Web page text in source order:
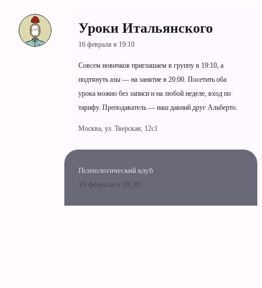
Уроки Итальянского
16 февраля в 19:10
Совсем новичков приглашаем в группу в 19:10, а
подтянуть азы — на занятие в 20:00. Посетить оба
урока можно без записи и на любой неделе, вход по
тарифу. Преподаватель — наш давний друг Альберто.
Москва, ул. Тверская, 12с1
Психологический клуб
16 февраля в 19:30